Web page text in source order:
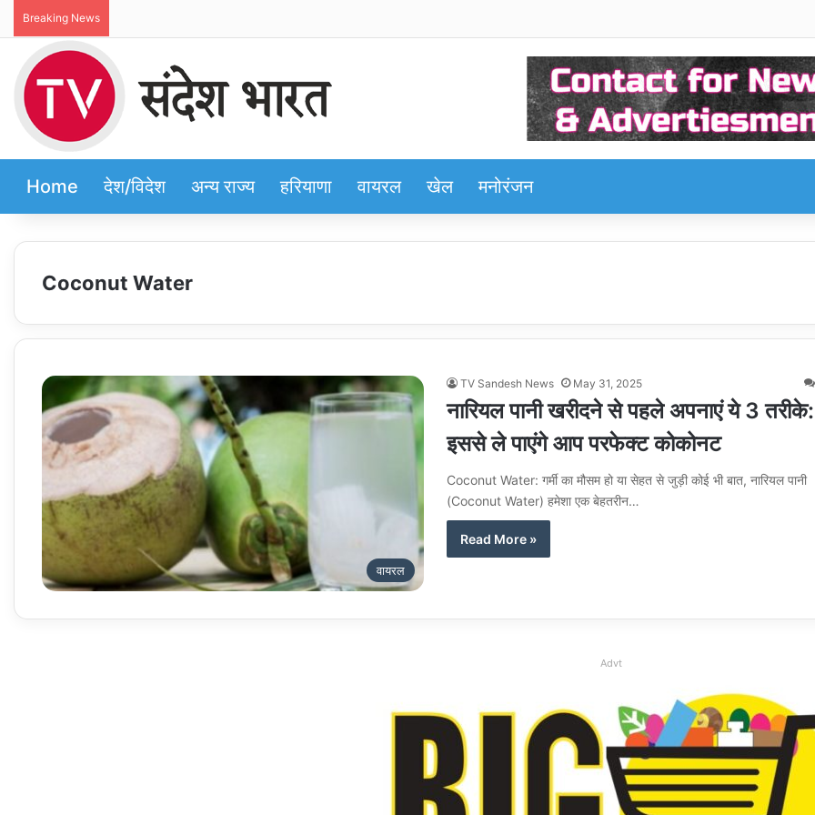
Breaking News
Home देश/विदेश अन्य राज्य हरियाणा वायरल खेल मनोरंजन
Coconut Water
वायरल
TV Sandesh News May 31, 2025
नारियल पानी खरीदने से पहले अपनाएं ये 3 तरीके:
इससे ले पाएंगे आप परफेक्ट कोकोनट
Coconut Water: गर्मी का मौसम हो या सेहत से जुड़ी कोई भी बात, नारियल पानी
(Coconut Water) हमेशा एक बेहतरीन…
Read More »
Advt